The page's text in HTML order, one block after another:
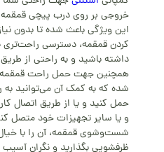
خروجی بر روی درب پیچی قمقمه
این ویژگی باعث شده تا بدون
کردن قمقمه، دسترسی
داشته باشید و به راحتی از
همچنین جهت حمل راحت قمقمه،
شده که به کمک آن می‌توانید
حمل کنید و یا از طریق اتصال
و یا سایر تجهیزات خود متصل
شست‌وشوی قمقمه، آن را با
ظرفشویی بگذارید و نگران